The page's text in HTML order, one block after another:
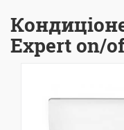
Expert on/